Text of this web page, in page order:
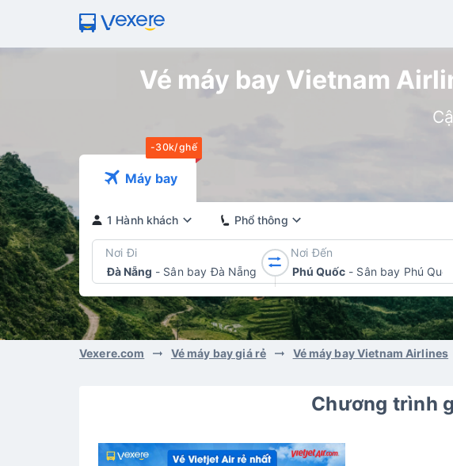
Vé máy bay Vietnam
-30k/ghế
Máy bay
1 Hành khách Phổ thông
Nơi Đi
Đà Nẵng - Sân bay Đà Nẵng
Nơi Đến
Phú Quốc - Sân bay Phú Quốc
Vexere.com Vé máy bay giá rẻ Vé máy bay Vietnam Airlines
Chương trình